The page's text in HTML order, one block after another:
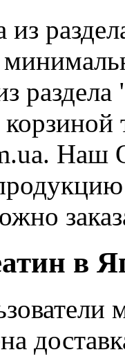
из
Наш
в